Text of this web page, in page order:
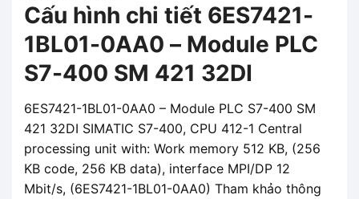
Cấu hình chi tiết 6ES7421-
1BL01-0AA0 – Module PLC
S7-400 SM 421 32DI
6ES7421-1BL01-0AA0 – Module PLC S7-400 SM
421 32DI SIMATIC S7-400, CPU 412-1 Central
processing unit with: Work memory 512 KB, (256
KB code, 256 KB data), interface MPI/DP 12
Mbit/s, (6ES7421-1BL01-0AA0) Tham khảo thông